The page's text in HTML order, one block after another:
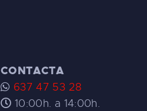
CONTACTA
637 47 53 28
10:00h. a 14:00h.